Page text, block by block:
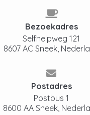
Bezoekadres
Selfhelpweg 121
8607 AC Sneek,
Postadres
Postbus 1
8600 AA Sneek,